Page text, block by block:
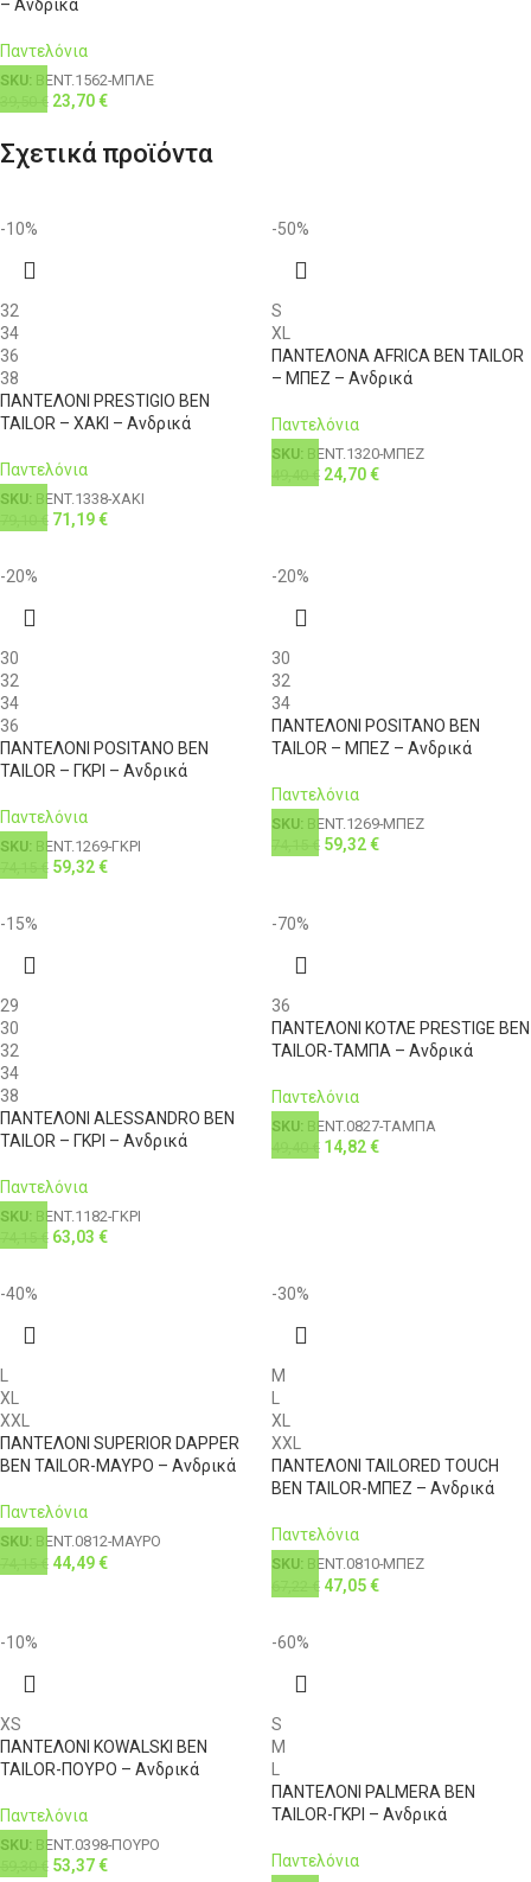
– Ανδρικά
Παντελόνια
SKU: BENT.1562-ΜΠΛΕ
€ 23,70€
Σχετικά προϊόντα
-10%
32
34
36
38
ΠΑΝΤΕΛΟΝΙ PRESTIGIO BEN
TAILOR – ΧΑΚΙ – Ανδρικά
Παντελόνια
SKU: BENT.1338-ΧΑΚΙ
€ 71,19€
-50%
S
XL
ΠΑΝΤΕΛΟΝΑ AFRICA BEN TAILOR
– ΜΠΕΖ – Ανδρικά
Παντελόνια
SKU: BENT.1320-ΜΠΕΖ
€ 24,70€
-20%
30
32
34
36
ΠΑΝΤΕΛΟΝΙ POSITANO BEN
TAILOR – ΓΚΡΙ – Ανδρικά
Παντελόνια
SKU: BENT.1269-ΓΚΡΙ
€ 59,32€
-20%
30
32
34
ΠΑΝΤΕΛΟΝΙ POSITANO BEN
TAILOR – ΜΠΕΖ – Ανδρικά
Παντελόνια
SKU: BENT.1269-ΜΠΕΖ
€ 59,32€
-15%
29
30
32
34
38
ΠΑΝΤΕΛΟΝΙ ALESSANDRO BEN
TAILOR – ΓΚΡΙ – Ανδρικά
Παντελόνια
SKU: BENT.1182-ΓΚΡΙ
€ 63,03 €
-70%
36
ΠΑΝΤΕΛΟΝΙ ΚΟΤΛΕ PRESTIGE BEN
TAILOR-ΤΑΜΠΑ – Ανδρικά
Παντελόνια
SKU: BENT.0827-ΤΑΜΠΑ
€ 14,82€
-40%
L
XL
XXL
ΠΑΝΤΕΛΟΝΙ SUPERIOR DAPPER
BEN TAILOR-ΜΑΥΡΟ – Ανδρικά
Παντελόνια
SKU: BENT.0812-ΜΑΥΡΟ
€ 44,49€
-30%
M
L
XL
XXL
ΠΑΝΤΕΛΟΝΙ TAILORED TOUCH
BEN TAILOR-ΜΠΕΖ – Ανδρικά
Παντελόνια
SKU: BENT.0810-ΜΠΕΖ
€ 47,05€
-10%
XS
ΠΑΝΤΕΛΟΝΙ KOWALSKI BEN
TAILOR-ΠΟΥΡΟ – Ανδρικά
Παντελόνια
SKU: BENT.0398-ΠΟΥΡΟ
€ 53,37€
-60%
S
M
L
ΠΑΝΤΕΛΟΝΙ PALMERA BEN
TAILOR-ΓΚΡΙ – Ανδρικά
Παντελόνια